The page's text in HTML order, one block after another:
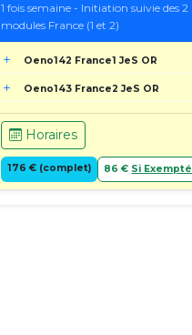
1 fois semaine - Initiation suivie des 2
modules France (1 et 2)
Oeno142 France1 JeS OR
Oeno143 France2 JeS OR
Horaires
176 € (complet) 86 € Si Exempté